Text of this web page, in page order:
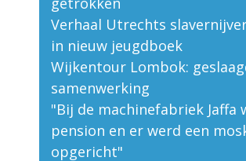
Verhaal Utrechts
in nieuw jeugdboek
Wijkentour Lombok:
samenwerking
"Bij de machinefabriek Jaffa
pension en er werd een
opgericht"